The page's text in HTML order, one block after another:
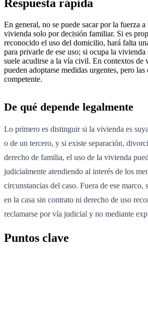
Respuesta rápida
En general, no se puede sacar por la fuerza a
vivienda solo por decisión familiar. Si es
reconocido el uso del domicilio, hará falta
para privarle de ese uso; si ocupa la
suele acudirse a la vía civil. En contextos de
pueden adoptarse medidas urgentes, pero
competente.
De qué depende legalmente
Lo primero es distinguir si la vivienda es
o de un tercero, y si existe separación,
derecho de familia, el uso de la vivienda
judicialmente atendiendo al interés de los
circunstancias del caso. Fuera de ese marco,
en la casa sin contrato ni derecho de uso
reclamarse por vía judicial y no mediante
Puntos clave